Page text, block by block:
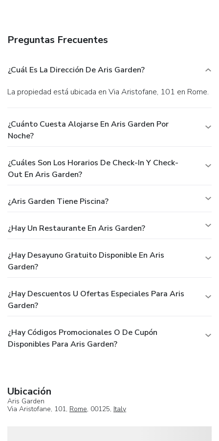
Preguntas Frecuentes
¿Cuál Es La Dirección De Aris Garden?
La propiedad está ubicada en Via Aristofane, 101 en Rome.
¿Cuánto Cuesta Alojarse En Aris Garden Por
Noche?
¿Cuáles Son Los Horarios De Check-In Y Check-
Out En Aris Garden?
¿Aris Garden Tiene Piscina?
¿Hay Un Restaurante En Aris Garden?
¿Hay Desayuno Gratuito Disponible En Aris
Garden?
¿Hay Descuentos U Ofertas Especiales Para Aris
Garden?
¿Hay Códigos Promocionales O De Cupón
Disponibles Para Aris Garden?
Ubicación
Aris Garden
Via Aristofane, 101, Rome, 00125, Italy